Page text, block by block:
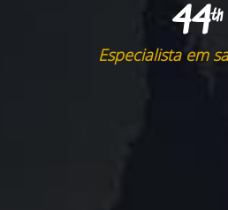
44th
Especialista em